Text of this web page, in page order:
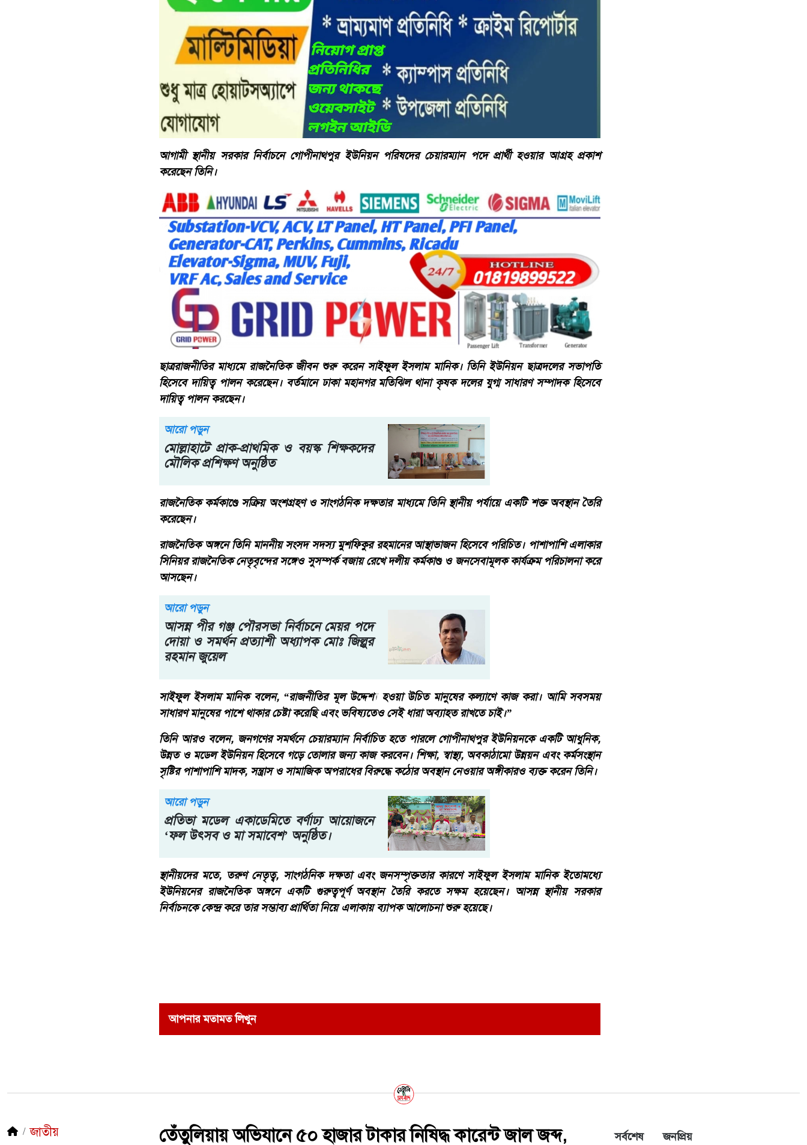
আগামী স্থানীয় সরকার নির্বাচনে গোপীনাথপুর ইউনিয়ন পরিষদের চেয়ারম্যান পদে প্রার্থী হওয়ার আগ্রহ প্রকাশ
করেছেন তিনি।
ছাত্ররাজনীতির মাধ্যমে রাজনৈতিক জীবন শুরু করেন সাইফুল ইসলাম মানিক। তিনি ইউনিয়ন ছাত্রদলের সভাপতি
হিসেবে দায়িত্ব পালন করেছেন। বর্তমানে ঢাকা মহানগর মতিঝিল থানা কৃষক দলের যুগ্ম সাধারণ সম্পাদক হিসেবে
দায়িত্ব পালন করছেন।
আরো পড়ুন
মোল্লাহাটে প্রাক-প্রাথমিক ও বয়স্ক শিক্ষকদের
মৌলিক প্রশিক্ষণ অনুষ্ঠিত
রাজনৈতিক কর্মকাণ্ডে সক্রিয় অংশগ্রহণ ও সাংগঠনিক দক্ষতার মাধ্যমে তিনি স্থানীয় পর্যায়ে একটি শক্ত অবস্থান তৈরি
করেছেন।
রাজনৈতিক অঙ্গনে তিনি মাননীয় সংসদ সদস্য মুশফিকুর রহমানের আস্থাভাজন হিসেবে পরিচিত। পাশাপাশি এলাকার
সিনিয়র রাজনৈতিক নেতৃবৃন্দের সঙ্গেও সুসম্পর্ক বজায় রেখে দলীয় কর্মকাণ্ড ও জনসেবামূলক কার্যক্রম পরিচালনা করে
আসছেন।
আরো পড়ুন
আসন্ন পীর গঞ্জ পৌরসভা নির্বাচনে মেয়র পদে
দোয়া ও সমর্থন প্রত্যাশী অধ্যাপক মোঃ জিল্লুর
রহমান জুয়েল
সাইফুল ইসলাম মানিক বলেন, “রাজনীতির মূল উদ্দেশ্য হওয়া উচিত মানুষের কল্যাণে কাজ করা। আমি সবসময়
সাধারণ মানুষের পাশে থাকার চেষ্টা করেছি এবং ভবিষ্যতেও সেই ধারা অব্যাহত রাখতে চাই।”
তিনি আরও বলেন, জনগণের সমর্থনে চেয়ারম্যান নির্বাচিত হতে পারলে গোপীনাথপুর ইউনিয়নকে একটি আধুনিক,
উন্নত ও মডেল ইউনিয়ন হিসেবে গড়ে তোলার জন্য কাজ করবেন। শিক্ষা, স্বাস্থ্য, অবকাঠামো উন্নয়ন এবং কর্মসংস্থান
সৃষ্টির পাশাপাশি মাদক, সন্ত্রাস ও সামাজিক অপরাধের বিরুদ্ধে কঠোর অবস্থান নেওয়ার অঙ্গীকারও ব্যক্ত করেন তিনি।
আরো পড়ুন
প্রতিভা মডেল একাডেমিতে বর্ণাঢ্য আয়োজনে
‘ফল উৎসব ও মা সমাবেশ’ অনুষ্ঠিত।
স্থানীয়দের মতে, তরুণ নেতৃত্ব, সাংগঠনিক দক্ষতা এবং জনসম্পৃক্ততার কারণে সাইফুল ইসলাম মানিক ইতোমধ্যে
ইউনিয়নের রাজনৈতিক অঙ্গনে একটি গুরুত্বপূর্ণ অবস্থান তৈরি করতে সক্ষম হয়েছেন। আসন্ন স্থানীয় সরকার
নির্বাচনকে কেন্দ্র করে তার সম্ভাব্য প্রার্থিতা নিয়ে এলাকায় ব্যাপক আলোচনা শুরু হয়েছে।
আপনার মতামত লিখুন
জাতীয় তেঁতুলিয়ায় অভিযানে ৫০ হাজার টাকার নিষিদ্ধ কারেন্ট জাল জব্দ, সর্বশেষ জনপ্রিয়